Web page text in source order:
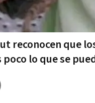
reconocen que
lo que se